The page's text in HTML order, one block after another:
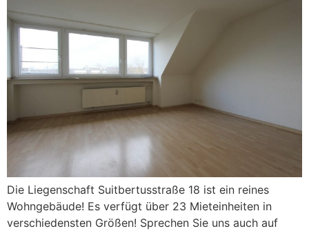
Die Liegenschaft Suitbertusstraße 18 ist ein reines
Wohngebäude! Es verfügt über 23 Mieteinheiten in
verschiedensten Größen! Sprechen Sie uns auch auf